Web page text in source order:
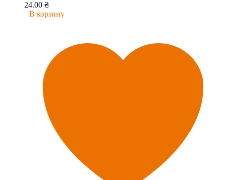
24.00 ₴
В корзину